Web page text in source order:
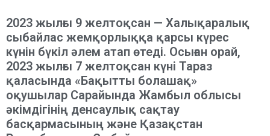
2023 жылғы 9 желтоқсан — Халықаралық
сыбайлас жемқорлыққа қарсы күрес
күнін бүкіл әлем атап өтеді. Осыған орай,
2023 жылғы 7 желтоқсан күні Тараз
қаласында «Бақытты болашақ»
оқушылар Сарайында Жамбыл облысы
әкімдігінің денсаулық сақтау
басқармасының және Қазақстан